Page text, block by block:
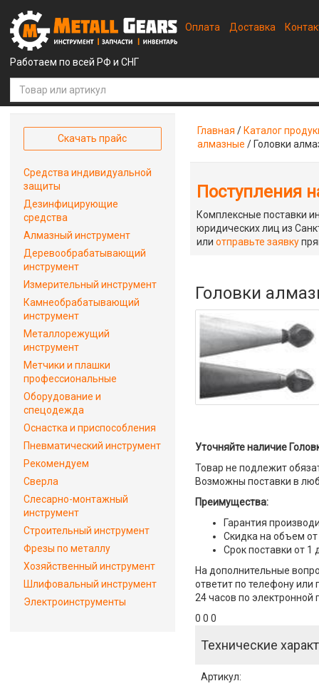
Работаем по всей РФ и СНГ
Оплата Доставка
Главная / Каталог
алмазные / Головки
Поступления
Комплексные поставки
юридических лиц из
илиотправьте заявку
Головки
Уточняйте наличие
Товар не подлежит
Возможны поставки в
Преимущества:
Гарантия
Скидка на объем от
Срок поставки от 1
На дополнительные
ответит по телефону или
24 часов по электронной
0 0 0
Технические
Артикул:
Скачать прайс
Средства индивидуальной
защиты
Дезинфицирующие
средства
Алмазный инструмент
Деревообрабатывающий
инструмент
Измерительный инструмент
Камнеобрабатывающий
инструмент
Металлорежущий
инструмент
Метчики и плашки
профессиональные
Оборудование и
спецодежда
Оснастка и приспособления
Пневматический инструмент
Рекомендуем
Сверла
Слесарно-монтажный
инструмент
Строительный инструмент
Фрезы по металлу
Хозяйственный инструмент
Шлифовальный инструмент
Электроинструменты